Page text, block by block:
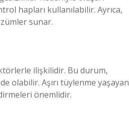
hapları kullanılabilir. Ayrıca,
sunar.
ilişkilidir. Bu durum,
olabilir. Aşırı tüylenme yaşayan
önemlidir.